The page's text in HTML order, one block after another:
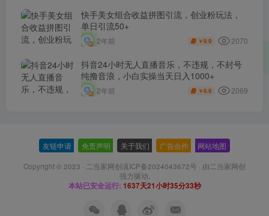
快手美女组合收益拼图引流，创业粉玩法，
单日引流50+
2年前 ￥9.9 2070
抖音24小时无人直播音乐，不违规，不封号
纯撸音浪，小白实操当天日入1000+
2年前 ￥9.9 2069
友链申请 免责声明 关于我们 广告合作 网站地图
Copyright © 2023 · 二当家网创滇ICP备2024043672号 · 由二当家网创
强力驱动.
本站已安全运行: 1637天21小时35分34秒